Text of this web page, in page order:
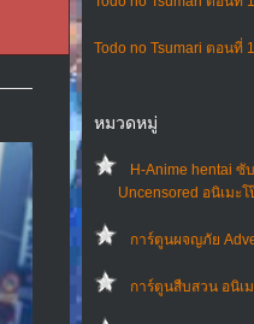
Todo no Tsumari ตอนที่
หมวดหมู่
H-Anime hentai ซั
Uncensored อนิเมะ
การ์ตูนผจญภัย
การ์ตูนสืบสวน อนิเ